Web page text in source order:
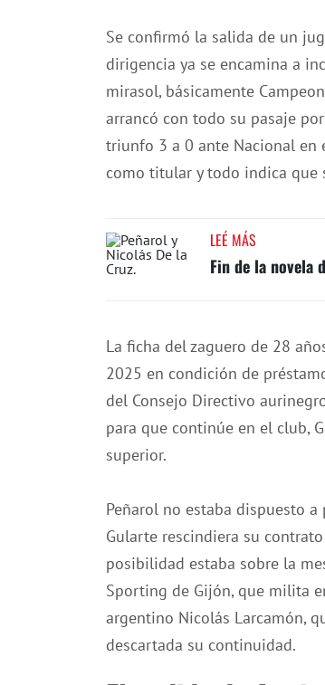
Se confirmó la salida de un
dirigencia ya se encamina a
mirasol, básicamente
arrancó con todo su pasaje
triunfo 3 a 0 ante Nacional en
como titular y todo indica que
LEÉ MÁS
Fin de la novela
La ficha del zaguero de 28
2025 en condición de
del Consejo Directivo
para que continúe en el club,
superior.
Peñarol no estaba dispuesto
Gularte rescindiera su
posibilidad estaba sobre la
Sporting de Gijón, que milita
argentino Nicolás Larcamón,
descartada su continuidad.